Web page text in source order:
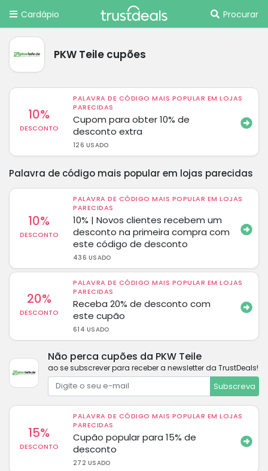
Cardápio Procurar
PKW Teile cupões
10%
DESCONTO
PALAVRA DE CÓDIGO MAIS POPULAR EM LOJAS
PARECIDAS
Cupom para obter 10% de
desconto extra
126 USADO
Palavra de código mais popular em lojas parecidas
10%
DESCONTO
PALAVRA DE CÓDIGO MAIS POPULAR EM LOJAS
PARECIDAS
10% | Novos clientes recebem um
desconto na primeira compra com
este código de desconto
436 USADO
20%
DESCONTO
PALAVRA DE CÓDIGO MAIS POPULAR EM LOJAS
PARECIDAS
Receba 20% de desconto com
este cupão
614 USADO
Não perca cupões da PKW Teile
ao se subscrever para receber a newsletter da TrustDeals!
Subscreva
15%
DESCONTO
PALAVRA DE CÓDIGO MAIS POPULAR EM LOJAS
PARECIDAS
Cupão popular para 15% de
desconto
272 USADO